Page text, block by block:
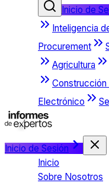
Inicio de
Inteligencia
Procurement
Agricultura
Electrónico
Inicio de Sesión
Inicio
Sobre Nosotros